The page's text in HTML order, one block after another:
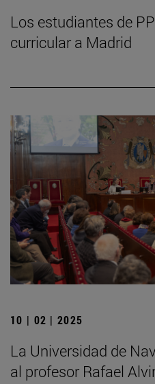
Los estudiantes de
curricular a Madrid
10 | 02 | 2025
La Universidad de
al profesor Rafael